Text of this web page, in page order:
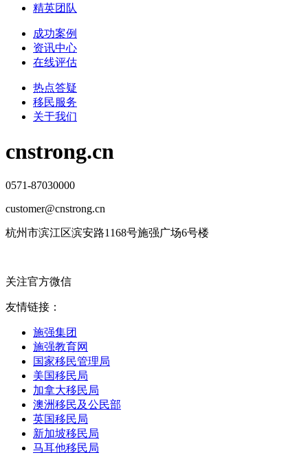
精英团队
成功案例
资讯中心
在线评估
热点答疑
移民服务
关于我们
cnstrong.cn
0571-87030000
customer@cnstrong.cn
杭州市滨江区滨安路1168号施强广场6号楼
关注官方微信
友情链接：
施强集团
施强教育网
国家移民管理局
美国移民局
加拿大移民局
澳洲移民及公民部
英国移民局
新加坡移民局
马耳他移民局